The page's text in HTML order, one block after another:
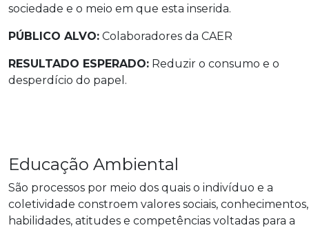
sociedade e o meio em que esta inserida.
PÚBLICO ALVO: Colaboradores da CAER
RESULTADO ESPERADO: Reduzir o consumo e o
desperdício do papel.
Educação Ambiental
São processos por meio dos quais o indivíduo e a
coletividade constroem valores sociais, conhecimentos,
habilidades, atitudes e competências voltadas para a